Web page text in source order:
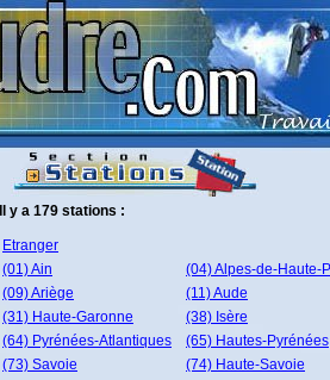
Il y a 179 stations :
Etranger
(01) Ain
(04) Alpes-de-Haute-
(09) Ariège
(11) Aude
(31) Haute-Garonne
(38) Isère
(64) Pyrénées-Atlantiques
(65) Hautes-Pyrénées
(73) Savoie
(74) Haute-Savoie